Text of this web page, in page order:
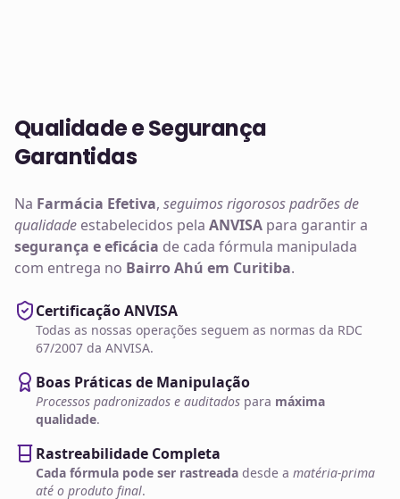
Qualidade e Segurança
Garantidas
Na Farmácia Efetiva, seguimos rigorosos padrões de
qualidade estabelecidos pela ANVISA para garantir a
segurança e eficácia de cada fórmula manipulada
com entrega no Bairro Ahú em Curitiba.
Certificação ANVISA
Todas as nossas operações seguem as normas da RDC
67/2007 da ANVISA.
Boas Práticas de Manipulação
Processos padronizados e auditados para máxima
qualidade.
Rastreabilidade Completa
Cada fórmula pode ser rastreada desde a matéria-prima
até o produto final.